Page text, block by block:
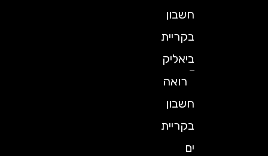
חשבון
בקריית
ביאליק
רואה
חשבון
בקריית